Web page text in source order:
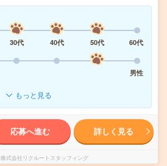
30代 40代 50代
60代
男性
もっと見る
応募へ進む 詳しく見る
株式会社リクルートスタッフィング